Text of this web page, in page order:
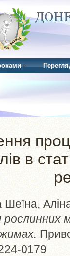
в
Шеїна,
рослинних
0179